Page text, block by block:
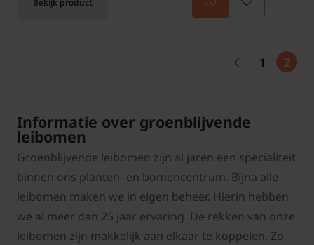
Bekijk product
1 2
Informatie over groenblijvende
leibomen
Groenblijvende leibomen zijn al jaren een specialiteit
binnen ons planten- en bomencentrum. Bijna alle
leibomen maken we in eigen beheer. Hierin hebben
we al meer dan 25 jaar ervaring. De rekken van onze
leibomen zijn makkelijk aan elkaar te koppelen. Zo